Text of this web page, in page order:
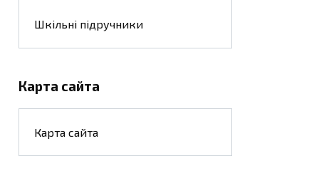
Шкільні підручники
Карта сайта
Карта сайта